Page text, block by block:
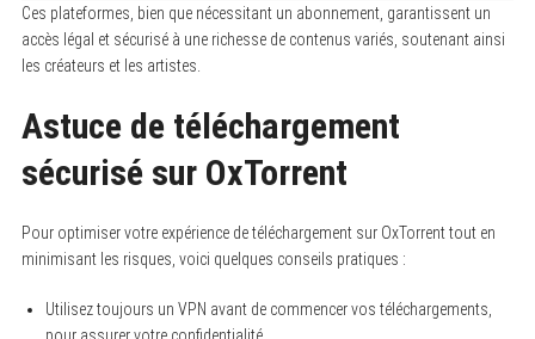
Ces plateformes, bien que nécessitant un abonnement, garantissent un
accès légal et sécurisé à une richesse de contenus variés, soutenant ainsi
les créateurs et les artistes.
Astuce de téléchargement
sécurisé sur OxTorrent
Pour optimiser votre expérience de téléchargement sur OxTorrent tout en
minimisant les risques, voici quelques conseils pratiques :
Utilisez toujours un VPN avant de commencer vos téléchargements,